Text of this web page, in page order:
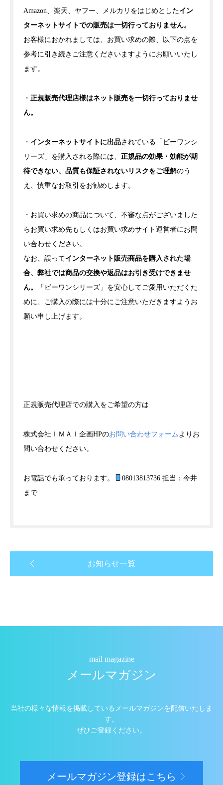
Amazon、楽天、ヤフー、メルカリをはじめとしたイン
ターネットサイトでの販売は一切行っておりません。
お客様におかれましては、お買い求めの際、以下の点を
参考に引き続きご注意くださいますようにお願いいたし
ます。
・ 正規販売代理店様はネット販売を一切行っておりませ
ん。
・ インターネットサイトに出品されている「ビーワンシ
リーズ」を購入される際には、 正規品の効果・効能が期
待できない、品質も保証されないリスクをご理解のう
え、慎重なお取引をお勧めします。
・お買い求めの商品について、不審な点がございました
らお買い求め先もしくはお買い求めサイト運営者にお問
い合わせください。
なお、誤ってインターネット販売商品を購入された場
合、弊社では商品の交換や返品はお引き受けできませ
ん。
「ビーワンシリーズ」を安心してご愛用いただくた
めに、ご購入の際には十分にご注意いただきますようお
願い申し上げます。
正規販売代理店での購入をご希望の方は
株式会社ＩＭＡＩ企画HPのお問い合わせフォーム よりお
問い合わせください。
お電話でも承っております。
08013813736 担当：今井
まで
お知らせ一覧
mail magazine
メールマガジン
当社の様々な情報を掲載しているメールマガジンを配信いたしま
す。
ぜひご登録ください。
メールマガジン登録はこちら